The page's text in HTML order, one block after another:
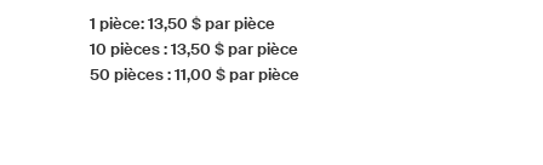
1 pièce: 13,50 $ par pièce
10 pièces : 13,50 $ par pièce
50 pièces : 11,00 $ par pièce